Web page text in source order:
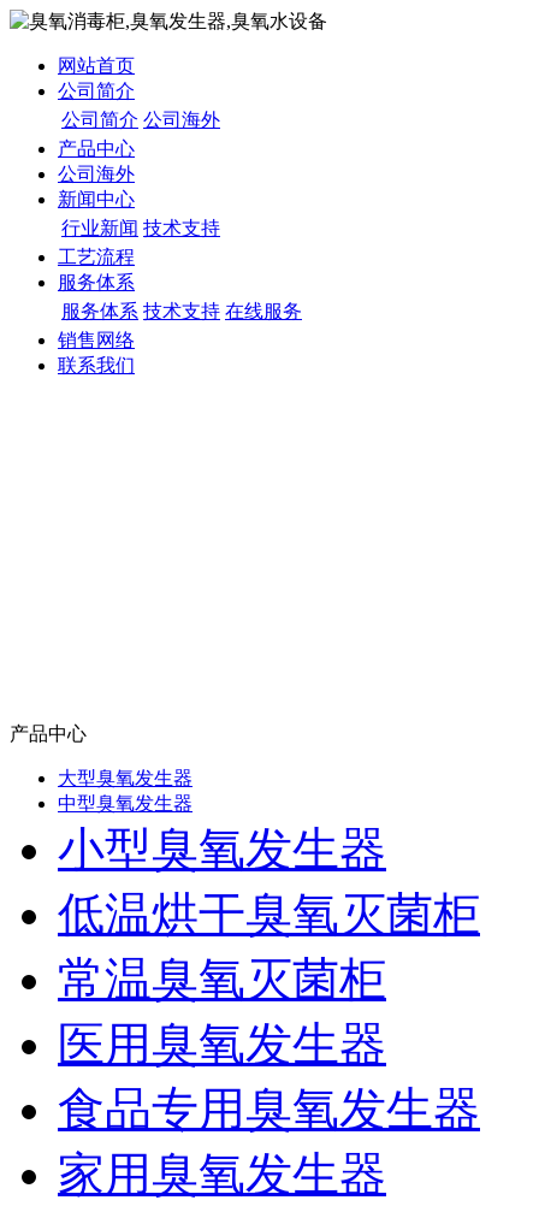
网站首页
公司简介
公司简介 公司海外
产品中心
公司海外
新闻中心
行业新闻 技术支持
工艺流程
服务体系
服务体系 技术支持 在线服务
销售网络
联系我们
产品中心
大型臭氧发生器
中型臭氧发生器
小型臭氧发生器
低温烘干臭氧灭菌柜
常温臭氧灭菌柜
医用臭氧发生器
食品专用臭氧发生器
家用臭氧发生器